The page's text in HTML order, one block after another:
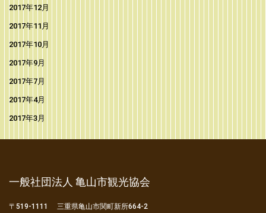
2017年12月
2017年11月
2017年10月
2017年9月
2017年7月
2017年4月
2017年3月
一般社団法人 亀山市観光協会
〒519-1111 三重県亀山市関町新所664-2